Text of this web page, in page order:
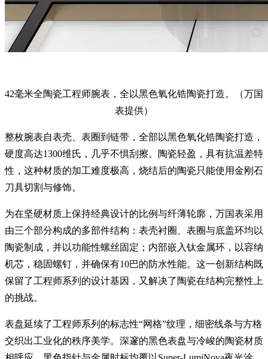
42毫米全陶瓷工程师腕表，全以黑色氧化锆陶瓷打造。（万国
表提供）
整枚腕表自表壳、表圈到链带，全部以黑色氧化锆陶瓷打造，
硬度高达1300维氏，几乎不惧刮擦。陶瓷轻盈，具有抗温差特
性，这种材质的加工难度极高，烧结后的陶瓷只能使用金刚石
刀具切割与修饰。
为在坚硬材质上保持经典设计的比例与纤薄轮廓，万国表采用
由三个部分构成的多部件结构：表壳衬圈、表圈与底盖环均以
陶瓷制成，并以功能性螺丝固定；内部嵌入钛金属环，以容纳
机芯，稳固螺钉，并确保有10巴的防水性能。这一创新结构既
保留了工程师系列的设计基因，又解决了陶瓷在结构完整性上
的挑战。
表盘延续了工程师系列的标志性“网格”纹理，细密线条与方格
交织出工业化的秩序美学。深邃的黑色表盘与冷峻的陶瓷材质